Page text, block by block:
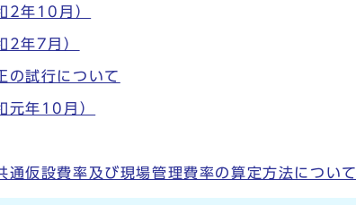
2年10月）
2年7月）
の試行について
元年10月）
仮設費率及び現場管理費率の算定方法について